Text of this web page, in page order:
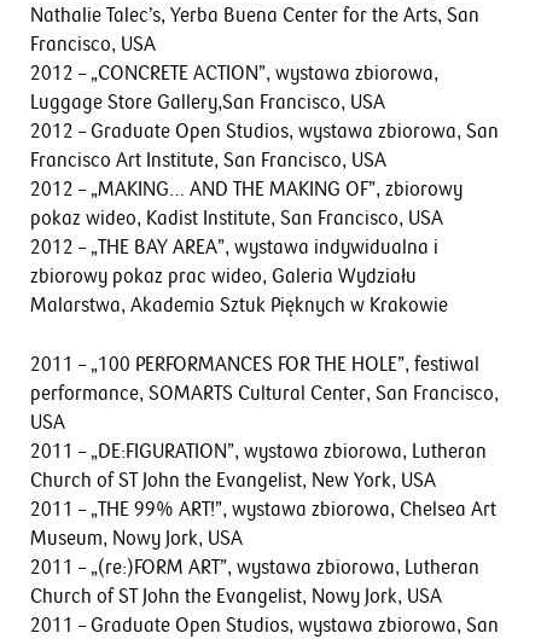
Nathalie Talec’s, Yerba Buena Center for the Arts, San
Francisco, USA
2012 – „CONCRETE ACTION”, wystawa zbiorowa,
Luggage Store Gallery,San Francisco, USA
2012 – Graduate Open Studios, wystawa zbiorowa, San
Francisco Art Institute, San Francisco, USA
2012 – „MAKING… AND THE MAKING OF”, zbiorowy
pokaz wideo, Kadist Institute, San Francisco, USA
2012 – „THE BAY AREA”, wystawa indywidualna i
zbiorowy pokaz prac wideo, Galeria Wydziału
Malarstwa, Akademia Sztuk Pięknych w Krakowie
2011 – „100 PERFORMANCES FOR THE HOLE”, festiwal
performance, SOMARTS Cultural Center, San Francisco,
USA
2011 – „DE:FIGURATION”, wystawa zbiorowa, Lutheran
Church of ST John the Evangelist, New York, USA
2011 – „THE 99% ART!”, wystawa zbiorowa, Chelsea Art
Museum, Nowy Jork, USA
2011 – „(re:)FORM ART”, wystawa zbiorowa, Lutheran
Church of ST John the Evangelist, Nowy Jork, USA
2011 – Graduate Open Studios, wystawa zbiorowa, San